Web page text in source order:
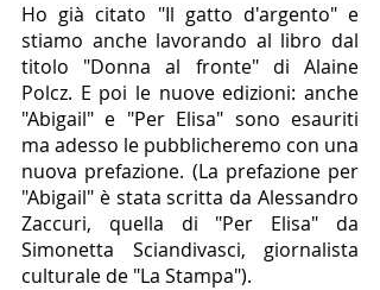
Ho già citato "Il gatto d'argento" e
stiamo anche lavorando al libro dal
titolo "Donna al fronte" di Alaine
Polcz. E poi le nuove edizioni: anche
"Abigail" e "Per Elisa" sono esauriti
ma adesso le pubblicheremo con una
nuova prefazione. (La prefazione per
"Abigail" è stata scritta da Alessandro
Zaccuri, quella di "Per Elisa" da
Simonetta Sciandivasci, giornalista
culturale de "La Stampa").